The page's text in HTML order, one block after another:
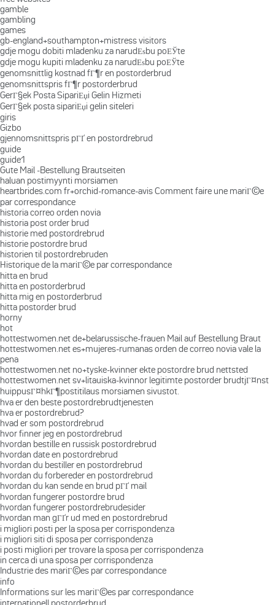
gamble
gambling
games
gb-england+southampton+mistress visitors
gdje mogu dobiti mladenku za narudЕѕbu poЕЎte
gdje mogu kupiti mladenku za narudЕѕbu poЕЎte
genomsnittlig kostnad fГ¶r en postorderbrud
genomsnittspris fГ¶r postorderbrud
GerГ§ek Posta SipariЕџi Gelin Hizmeti
GerГ§ek posta sipariЕџi gelin siteleri
giris
Gizbo
gjennomsnittspris pГҐ en postordrebrud
guide
guide1
Gute Mail -Bestellung Brautseiten
haluan postimyynti morsiamen
heartbrides.com fr+orchid-romance-avis Comment faire une mariГ©e
par correspondance
historia correo orden novia
historia post order brud
historie med postordrebrud
historie postordre brud
historien til postordrebruden
Historique de la mariГ©e par correspondance
hitta en brud
hitta en postorderbrud
hitta mig en postorderbrud
hitta postorder brud
horny
hot
hottestwomen.net de+belarussische-frauen Mail auf Bestellung Braut
hottestwomen.net es+mujeres-rumanas orden de correo novia vale la
pena
hottestwomen.net no+tyske-kvinner ekte postordre brud nettsted
hottestwomen.net sv+litauiska-kvinnor legitimte postorder brudtjГ¤nst
huippusГ¤hkГ¶postitilaus morsiamen sivustot.
hva er den beste postordrebrudtjenesten
hva er postordrebrud?
hvad er som postordrebrud
hvor finner jeg en postordrebrud
hvordan bestille en russisk postordrebrud
hvordan date en postordrebrud
hvordan du bestiller en postordrebrud
hvordan du forbereder en postordrebrud
hvordan du kan sende en brud pГҐ mail
hvordan fungerer postordre brud
hvordan fungerer postordrebrudesider
hvordan man gГҐr ud med en postordrebrud
i migliori posti per la sposa per corrispondenza
i migliori siti di sposa per corrispondenza
i posti migliori per trovare la sposa per corrispondenza
in cerca di una sposa per corrispondenza
Industrie des mariГ©es par correspondance
info
Informations sur les mariГ©es par correspondance
internationell postorderbrud